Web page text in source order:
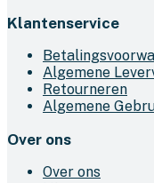
Klantenservice
Algemene
Retourneren
Algemene
Over ons
Over ons